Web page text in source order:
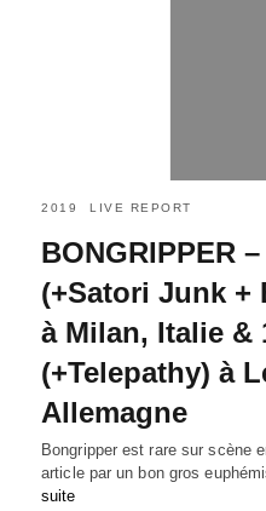
2019 LIVE REPORT
BONGRIPPER
(+Satori Junk +
à Milan, Italie &
(+Telepathy) à
Allemagne
Bongripper est rare sur scène
article par un bon gros
suite